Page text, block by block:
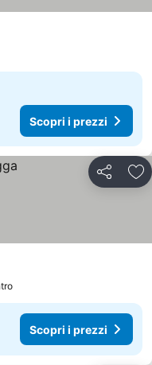
Scopri i prezzi
Condividi
Scopri i prezzi